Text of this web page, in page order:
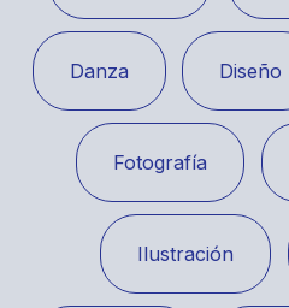
Danza Diseño
Fotografía
Ilustración